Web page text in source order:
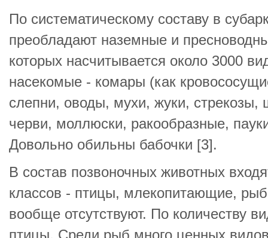
По систематическому составу в
преобладают наземные и
которых насчитывается около 3000
насекомые - комары (как
слепни, оводы, мухи, жуки,
черви, моллюски, ракообразные,
Довольно обильны бабочки [3].
В состав позвоночных животных
классов - птицы, млекопитающие,
вообще отсутствуют. По количеству